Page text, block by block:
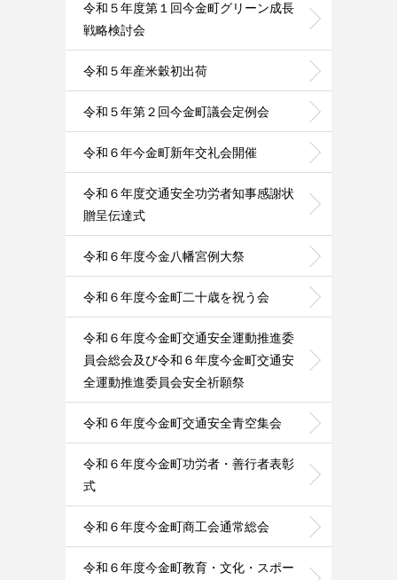
令和５年度第１回今金町グリーン成長
戦略検討会
令和５年産米穀初出荷
令和５年第２回今金町議会定例会
令和６年今金町新年交礼会開催
令和６年度交通安全功労者知事感謝状
贈呈伝達式
令和６年度今金八幡宮例大祭
令和６年度今金町二十歳を祝う会
令和６年度今金町交通安全運動推進委
員会総会及び令和６年度今金町交通安
全運動推進委員会安全祈願祭
令和６年度今金町交通安全青空集会
令和６年度今金町功労者・善行者表彰
式
令和６年度今金町商工会通常総会
令和６年度今金町教育・文化・スポー